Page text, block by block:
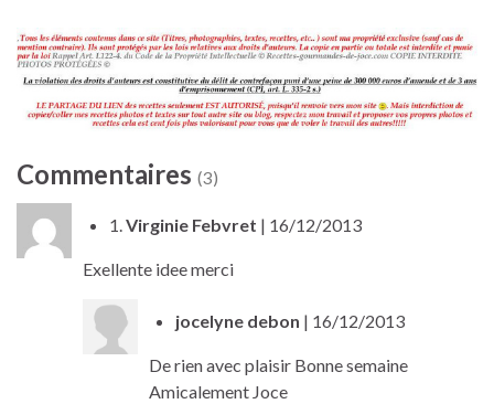
Commentaires (3)
1.Virginie Febvret | 16/12/2013
Exellente idee merci
jocelyne debon | 16/12/2013
De rien avec plaisir Bonne semaine
Amicalement Joce